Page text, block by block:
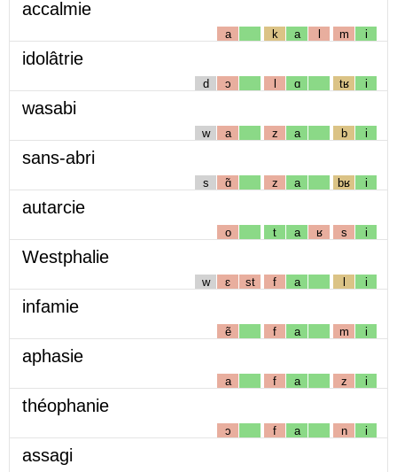
accalmie
a k a l m i
idolâtrie
d ɔ l ɑ tʁ i
wasabi
w a z a b i
sans-abri
s ɑ̃ z a bʁ i
autarcie
o t a ʁ s i
Westphalie
w ɛ st f a l i
infamie
ẽ f a m i
aphasie
a f a z i
théophanie
ɔ f a n i
assagi